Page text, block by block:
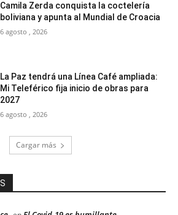
Camila Zerda conquista la coctelería
boliviana y apunta al Mundial de Croacia
6 agosto , 2026
La Paz tendrá una Línea Café ampliada:
Mi Teleférico fija inicio de obras para
2027
6 agosto , 2026
Cargar más